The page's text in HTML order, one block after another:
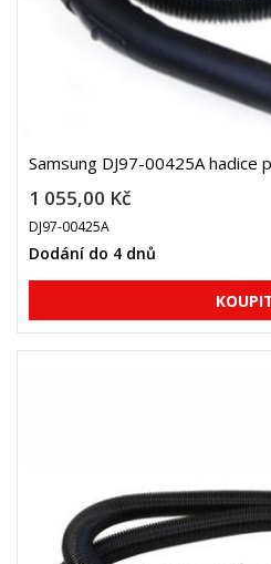
Samsung DJ97-00425A hadice
1 055,00 Kč
DJ97-00425A
Dodání do 4 dnů